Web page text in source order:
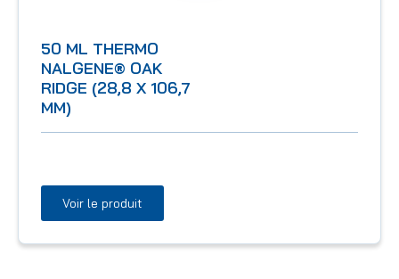
50 ML THERMO
NALGENE® OAK
RIDGE (28,8 X 106,7
MM)
Voir le produit